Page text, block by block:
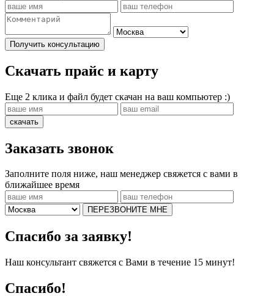
Получить консультацию
Скачать прайс и карту
Еще 2 клика и файл будет скачан на ваш компьютер :)
скачать
Заказать звонок
Заполните поля ниже, наш менеджер свяжется с вами в
ближайшее время
ПЕРЕЗВОНИТЕ МНЕ
Спасибо за заявку!
Наш консультант свяжется с Вами в течение 15 минут!
Спасибо!